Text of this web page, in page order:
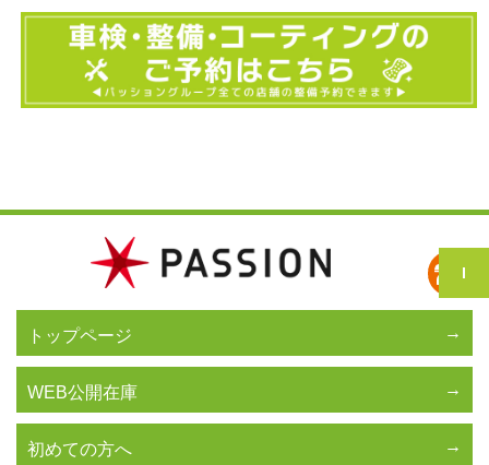
トップページ
WEB公開在庫
初めての方へ